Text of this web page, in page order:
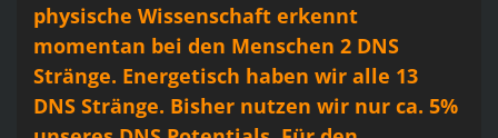
physische Wissenschaft erkennt
momentan bei den Menschen 2 DNS
Stränge. Energetisch haben wir alle 13
DNS Stränge. Bisher nutzen wir nur ca. 5%